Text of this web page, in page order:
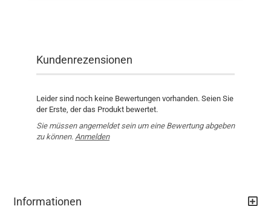
Kundenrezensionen
Leider sind noch keine Bewertungen vorhanden. Seien Sie
der Erste, der das Produkt bewertet.
Sie müssen angemeldet sein um eine Bewertung abgeben
zu können. Anmelden
Informationen